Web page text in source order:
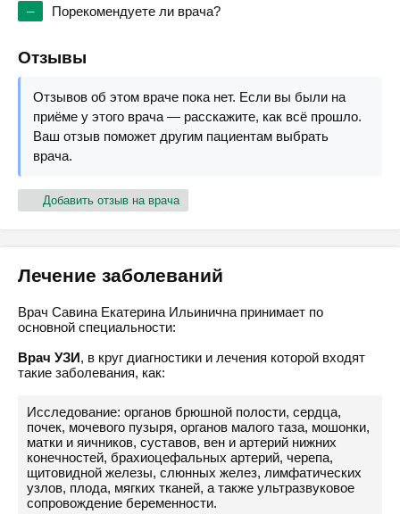
–
Порекомендуете ли врача?
Отзывы
Отзывов об этом враче пока нет. Если вы были на
приёме у этого врача — расскажите, как всё прошло.
Ваш отзыв поможет другим пациентам выбрать
врача.
Добавить отзыв на врача
Лечение заболеваний
Врач Савина Екатерина Ильинична принимает по
основной специальности:
Врач УЗИ, в круг диагностики и лечения которой входят
такие заболевания, как:
Исследование: органов брюшной полости, сердца,
почек, мочевого пузыря, органов малого таза, мошонки,
матки и яичников, суставов, вен и артерий нижних
конечностей, брахиоцефальных артерий, черепа,
щитовидной железы, слюнных желез, лимфатических
узлов, плода, мягких тканей, а также ультразвуковое
сопровождение беременности.